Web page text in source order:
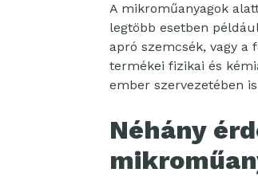
A mikroműanyagok
legtöbb esetben
apró szemcsék, vagy a
termékei fizikai és
ember szervezetében
Néhány